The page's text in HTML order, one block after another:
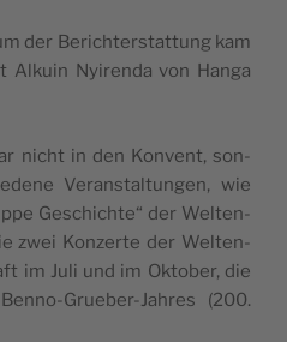
der Berich­ters­tat­tung kam
Alkuin Nyi­ren­da von Han­ga
nicht in den Konvent, son­
Verans­tal­tun­gen, wie
Ges­chichte“ der Wel­ten­
zwei Kon­zerte der Wel­ten­
im Juli und im Okto­ber, die
Grue­ber-Jahres (200.